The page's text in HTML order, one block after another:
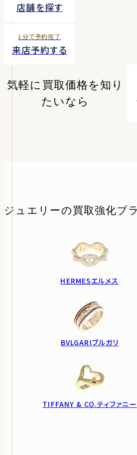
店舗を探す
1分で予約完了
来店予約する
気軽に買取価格を知り
たいなら
ジュエリーの 買取強化ブ
HERMESエルメス
BVLGARIブルガリ
TIFFANY & CO.ティファニー